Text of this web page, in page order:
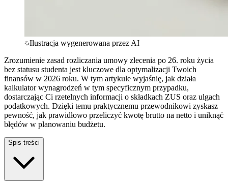
Ilustracja wygenerowana przez AI
Zrozumienie zasad rozliczania umowy zlecenia po 26. roku życia
bez statusu studenta jest kluczowe dla optymalizacji Twoich
finansów w 2026 roku. W tym artykule wyjaśnię, jak działa
kalkulator wynagrodzeń w tym specyficznym przypadku,
dostarczając Ci rzetelnych informacji o składkach ZUS oraz ulgach
podatkowych. Dzięki temu praktycznemu przewodnikowi zyskasz
pewność, jak prawidłowo przeliczyć kwotę brutto na netto i uniknąć
błędów w planowaniu budżetu.
Spis treści